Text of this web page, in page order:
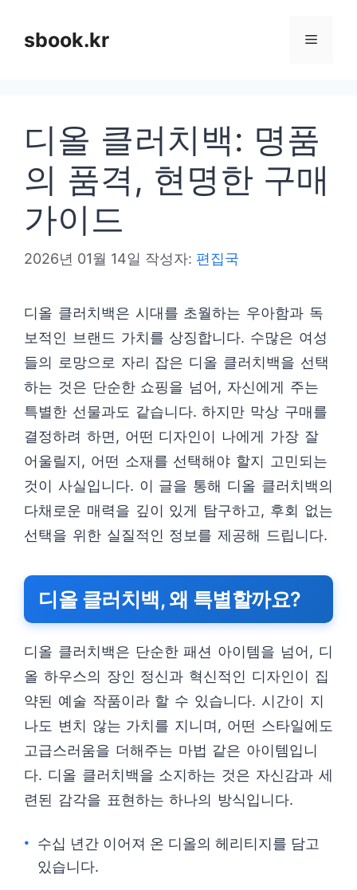
sbook.kr 메
디올 클러치백: 명품
의 품격, 현명한 구매
가이드
2026년 01월 14일 작성자: 편집국
디올 클러치백은 시대를 초월하는 우아함과 독
보적인 브랜드 가치를 상징합니다. 수많은 여성
들의 로망으로 자리 잡은 디올 클러치백을 선택
하는 것은 단순한 쇼핑을 넘어, 자신에게 주는
특별한 선물과도 같습니다. 하지만 막상 구매를
결정하려 하면, 어떤 디자인이 나에게 가장 잘
어울릴지, 어떤 소재를 선택해야 할지 고민되는
것이 사실입니다. 이 글을 통해 디올 클러치백의
다채로운 매력을 깊이 있게 탐구하고, 후회 없는
선택을 위한 실질적인 정보를 제공해 드립니다.
디올 클러치백, 왜 특별할까요?
디올 클러치백은 단순한 패션 아이템을 넘어, 디
올 하우스의 장인 정신과 혁신적인 디자인이 집
약된 예술 작품이라 할 수 있습니다. 시간이 지
나도 변치 않는 가치를 지니며, 어떤 스타일에도
고급스러움을 더해주는 마법 같은 아이템입니
다. 디올 클러치백을 소지하는 것은 자신감과 세
련된 감각을 표현하는 하나의 방식입니다.
수십 년간 이어져 온 디올의 헤리티지를 담고
있습니다.